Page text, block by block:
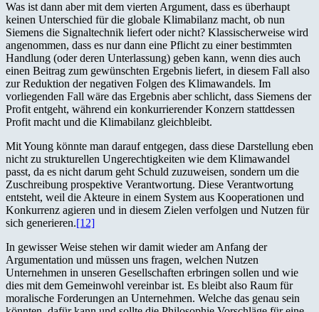
Was ist dann aber mit dem vierten Argument, dass es überhaupt
keinen Unterschied für die globale Klimabilanz macht, ob nun
Siemens die Signaltechnik liefert oder nicht? Klassischerweise wird
angenommen, dass es nur dann eine Pflicht zu einer bestimmten
Handlung (oder deren Unterlassung) geben kann, wenn dies auch
einen Beitrag zum gewünschten Ergebnis liefert, in diesem Fall also
zur Reduktion der negativen Folgen des Klimawandels. Im
vorliegenden Fall wäre das Ergebnis aber schlicht, dass Siemens der
Profit entgeht, während ein konkurrierender Konzern stattdessen
Profit macht und die Klimabilanz gleichbleibt.
Mit Young könnte man darauf entgegen, dass diese Darstellung eben
nicht zu strukturellen Ungerechtigkeiten wie dem Klimawandel
passt, da es nicht darum geht Schuld zuzuweisen, sondern um die
Zuschreibung prospektive Verantwortung. Diese Verantwortung
entsteht, weil die Akteure in einem System aus Kooperationen und
Konkurrenz agieren und in diesem Zielen verfolgen und Nutzen für
sich generieren.[12]
In gewisser Weise stehen wir damit wieder am Anfang der
Argumentation und müssen uns fragen, welchen Nutzen
Unternehmen in unseren Gesellschaften erbringen sollen und wie
dies mit dem Gemeinwohl vereinbar ist. Es bleibt also Raum für
moralische Forderungen an Unternehmen. Welche das genau sein